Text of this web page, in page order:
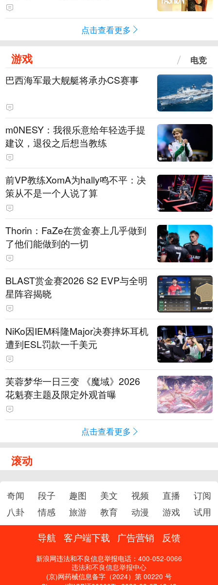
点击查看更多
游戏 电竞
巴西海军最大舰艇将承办CS赛事
m0NESY：我很乐意给年轻选手提
建议，退役之后想当教练
前VP教练XomA为hally鸣不平：决
策从不是一个人说了算
Thorin：FaZe在赏金赛上几乎做到
了他们能做到的一切
BLAST赏金赛2026 S2 EVP与全明
星阵容揭晓
NiKo因IEM科隆Major决赛摔坏耳机
遭到ESL罚款一千美元
芙蓉梦华一日三变 《魔域》2026
花魁赛主题及限定外观首曝
点击查看更多
滚动
奇闻 段子 趣图 美文 视频 直播
订阅
八卦
情感 旅游 教育 动漫 游戏 试用
导航 客户端下载 广告营销 反馈
新浪网违法和不良信息举报电话：400-052-0066
违法和不良信息举报中心
(京)网药械信息备字（2024）第 00220 号